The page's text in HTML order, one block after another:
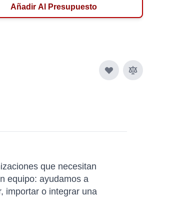
Añadir Al Presupuesto
que necesitan
equipo: ayudamos a
importar o integrar una